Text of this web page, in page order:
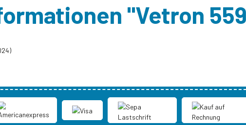
"Vetron